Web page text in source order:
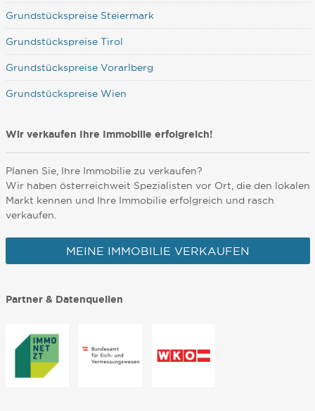
Grundstückspreise Steiermark
Grundstückspreise Tirol
Grundstückspreise Vorarlberg
Grundstückspreise Wien
Wir verkaufen Ihre Immobilie erfolgreich!
Planen Sie, Ihre Immobilie zu verkaufen?
Wir haben österreichweit Spezialisten vor Ort, die den lokalen
Markt kennen und Ihre Immobilie erfolgreich und rasch
verkaufen.
MEINE IMMOBILIE VERKAUFEN
Partner & Datenquellen